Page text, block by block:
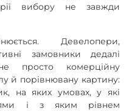
вибору не завжди
Девелопери,
замовники дедалі
просто комерційну
й порівнювану картину:
на яких умовах, у які
і з яким рівнем